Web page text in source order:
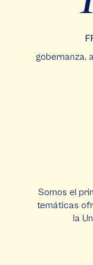
gobernanza,
Somos el
temáticas
la